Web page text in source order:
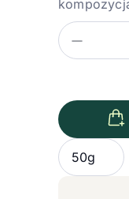
Wybierz
50g